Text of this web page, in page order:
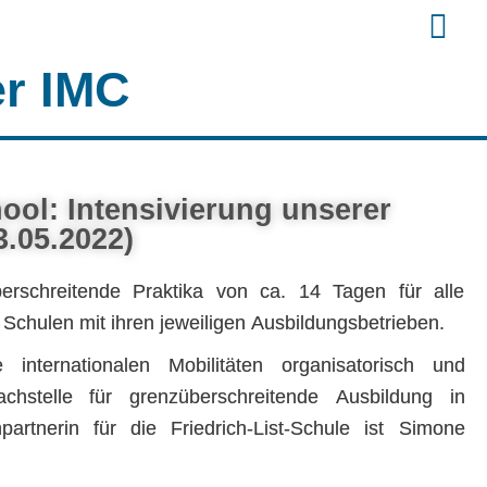
IMC
Intensivierung unserer
Praktika von ca. 14 Tagen für alle
mit ihren jeweiligen Ausbildungsbetrieben.
Mobilitäten organisatorisch und
für grenzüberschreitende Ausbildung in
für die Friedrich-List-Schule ist Simone